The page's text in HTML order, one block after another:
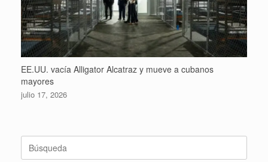
EE.UU. vacía Alligator Alcatraz y mueve a cubanos
mayores
julio 17, 2026
Buscar: